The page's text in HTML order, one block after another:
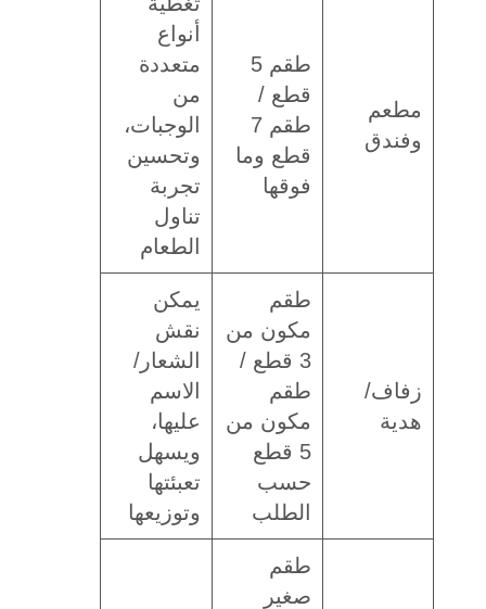
مطعم
وفندق
طقم 5
قطع /
طقم 7
قطع وما
فوقها
متعددة
الوجبات،
وتحسين
تجربة
تناول
الطعام
زفاف/
هدية
طقم
مكون من
3 قطع /
طقم
مكون من
5 قطع
حسب
الطلب
يمكن
نقش
الشعار/
الاسم
عليها،
ويسهل
تعبئتها
وتوزيعها
طقم
صغير